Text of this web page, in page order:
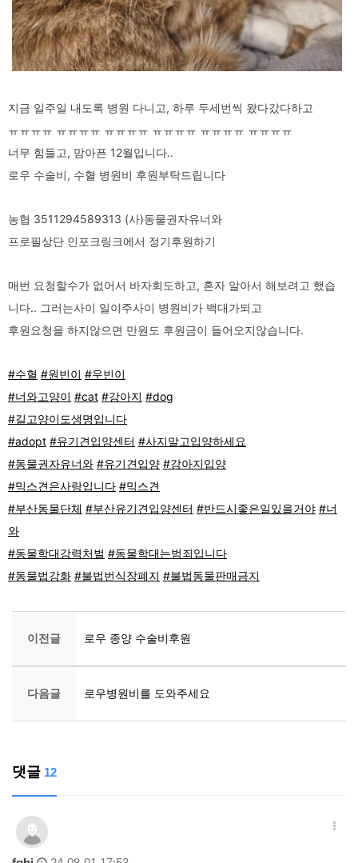
지금 일주일 내도록 병원 다니고, 하루 두세번씩 왔다갔다하고
ㅠㅠㅠㅠ ㅠㅠㅠㅠ ㅠㅠㅠㅠ ㅠㅠㅠㅠ ㅠㅠㅠㅠ ㅠㅠㅠㅠ
너무 힘들고, 맘아픈 12월입니다..
로우 수술비, 수혈 병원비 후원부탁드립니다
농협 3511294589313 (사)동물권자유너와
프로필상단 인포크링크에서 정기후원하기
매번 요청할수가 없어서 바자회도하고, 혼자 알아서 해보려고 했습
니다.. 그러는사이 일이주사이 병원비가 백대가되고
후원요청을 하지않으면 만원도 후원금이 들어오지않습니다.
#수혈 #원빈이 #우빈이
#너와고양이 #cat #강아지 #dog
#길고양이도생명입니다
#adopt #유기견입양센터 #사지말고입양하세요
#동물권자유너와 #유기견입양 #강아지입양
#믹스견은사랑입니다 #믹스견
#부산동물단체 #부산유기견입양센터 #반드시좋은일있을거야 #너
와
#동물학대강력처벌 #동물학대는범죄입니다
#동물법강화 #불법번식장폐지 #불법동물판매금지
이전글 로우 종양 수술비후원
다음글 로우병원비를 도와주세요
댓글 12